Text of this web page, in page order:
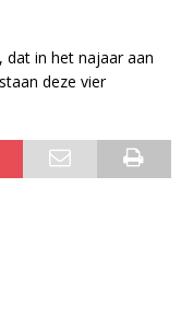
dat in het najaar aan
deze vier